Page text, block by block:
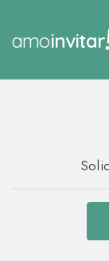
amoinvitar